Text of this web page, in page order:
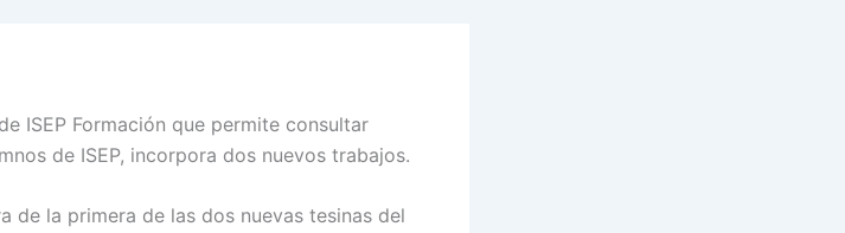
ISEP Formación que permite consultar
de ISEP, incorpora dos nuevos trabajos.
de la primera de las dos nuevas tesinas del